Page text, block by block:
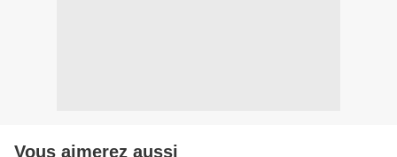
Vous aimerez aussi